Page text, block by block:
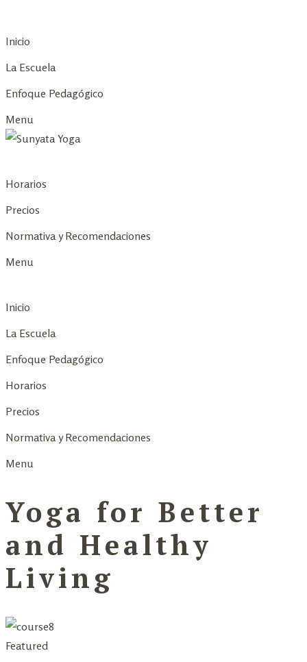
Inicio
La Escuela
Enfoque Pedagógico
Menu
Horarios
Precios
Normativa y Recomendaciones
Menu
Inicio
La Escuela
Enfoque Pedagógico
Horarios
Precios
Normativa y Recomendaciones
Menu
Yoga for Better
and Healthy
Living
Featured